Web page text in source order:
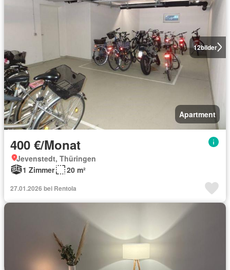
12bilder
Apartment
400 €/Monat
Jevenstedt, Thüringen
1 Zimmer
20 m²
27.01.2026 bei Rentola